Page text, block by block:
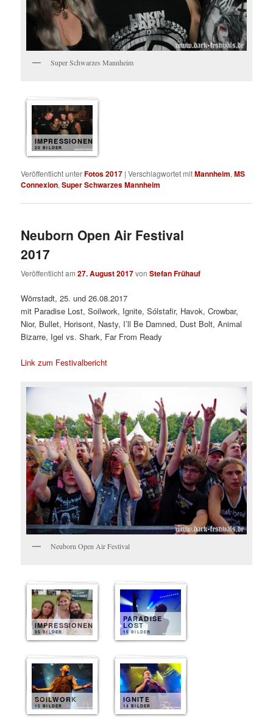
Super Schwarzes Mannheim
IMPRESSIONEN
20 BILDER
Veröffentlicht unterFotos 2017 |Verschlagwortet mitMannheim,MS
Connexion,Super Schwarzes Mannheim
Neuborn Open Air Festival
2017
Veröffentlicht am27. August 2017vonStefan Frühauf
Wörrstadt, 25. und 26.08.2017
mit Paradise Lost, Soilwork, Ignite, Sólstafir, Havok, Crowbar,
Nior, Bullet, Horisont, Nasty, I’ll Be Damned, Dust Bolt, Animal
Bizarre, Igel vs. Shark, Far From Ready
Link zum Festivalbericht
Neuborn Open Air Festival
IMPRESSIONEN
35 BILDER
PARADISE
LOST
15 BILDER
SOILWORK
15 BILDER
IGNITE
14 BILDER